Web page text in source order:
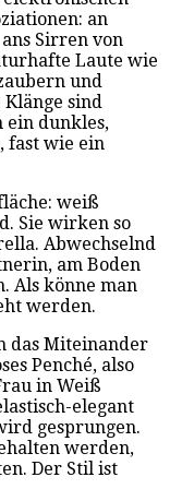
an
Sirren von
Laute wie
und
sind
ein dunkles,
fast wie ein
weiß
Sie wirken so
Abwechselnd
am Boden
Als könne man
werden.
das Miteinander
Penché, also
in Weiß
elegant
gesprungen.
werden,
Der Stil ist